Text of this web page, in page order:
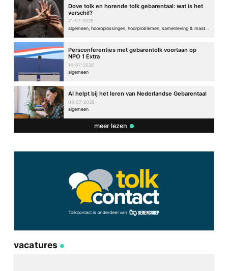
Dove tolk en horende tolk gebarentaal: wat is het
verschil?
21-07-2026
Persconferenties met gebarentolk voortaan op
NPO 1 Extra
14-07-2026
algemeen
AI helpt bij het leren van Nederlandse Gebarentaal
08-07-2026
algemeen
meer lezen
vacatures